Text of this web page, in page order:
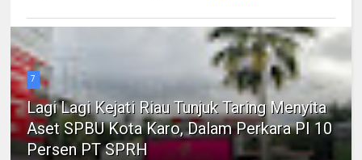
7
Lagi Lagi Kejati Riau Tunjuk Taring Menyita
Aset SPBU Kota Karo, Dalam Perkara PI 10
Persen PT SPRH